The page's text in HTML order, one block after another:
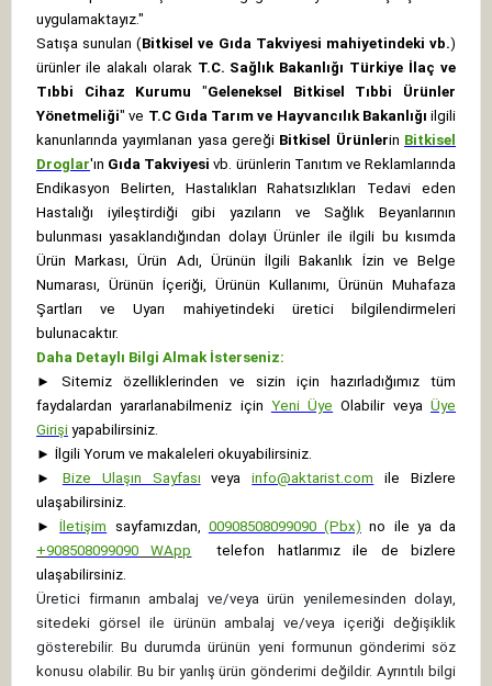
uygulamaktayız."
Satışa sunulan (Bitkisel ve Gıda Takviyesi mahiyetindeki vb.)
ürünler ile alakalı olarak T.C. Sağlık Bakanlığı Türkiye İlaç ve
Tıbbi Cihaz Kurumu "Geleneksel Bitkisel Tıbbi Ürünler
Yönetmeliği" ve T.C Gıda Tarım ve Hayvancılık Bakanlığı ilgili
kanunlarında yayımlanan yasa gereği Bitkisel Ürünlerin Bitkisel
Droglar'ın Gıda Takviyesi vb. ürünlerin Tanıtım ve Reklamlarında
Endikasyon Belirten, Hastalıkları Rahatsızlıkları Tedavi eden
Hastalığı iyileştirdiği gibi yazıların ve Sağlık Beyanlarının
bulunması yasaklandığından dolayı Ürünler ile ilgili bu kısımda
Ürün Markası, Ürün Adı, Ürünün İlgili Bakanlık İzin ve Belge
Numarası, Ürünün İçeriği, Ürünün Kullanımı, Ürünün Muhafaza
Şartları ve Uyarı mahiyetindeki üretici bilgilendirmeleri
bulunacaktır.
Daha Detaylı Bilgi Almak İsterseniz:
►
Sitemiz özelliklerinden ve sizin için hazırladığımız tüm
faydalardan yararlanabilmeniz için Yeni Üye Olabilir veyaÜye
Girişi yapabilirsiniz.
► İlgili Yorum ve makaleleri okuyabilirsiniz.
►
Bize Ulaşın Sayfası veya info@aktarist.com
ile Bizlere
ulaşabilirsiniz.
►
İletişim sayfamızdan, 00908508099090 (Pbx) no ile ya da
+908508099090 WApp
telefon hatlarımız ile de bizlere
ulaşabilirsiniz.
Üretici firmanın ambalaj ve/veya ürün yenilemesinden dolayı,
sitedeki görsel ile ürünün ambalaj ve/veya içeriği değişiklik
gösterebilir. Bu durumda ürünün yeni formunun gönderimi söz
konusu olabilir. Bu bir yanlış ürün gönderimi değildir. Ayrıntılı bilgi